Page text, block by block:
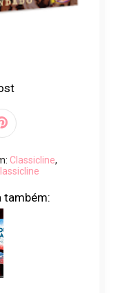
Classicline,
também: